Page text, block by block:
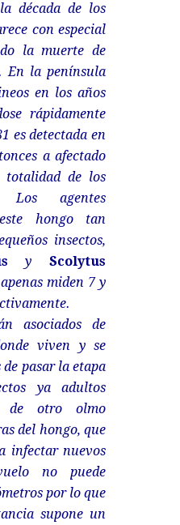
década de los
con especial
la muerte de
En la península
en los años
rápidamente
es detectada en
a afectado
totalidad de los
Los agentes
hongo tan
insectos,
yScolytus
miden 7 y
asociados de
viven y se
de pasar la etapa
ya adultos
de otro olmo
del hongo, que
infectar nuevos
no puede
por lo que
supone un